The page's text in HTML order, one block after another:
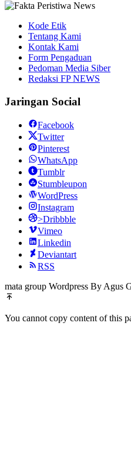
Kode Etik
Tentang Kami
Kontak Kami
Form Pengaduan
Pedoman Media Siber
Redaksi FP NEWS
Jaringan Social
Facebook
Twitter
Pinterest
WhatsApp
Tumblr
Stumbleupon
WordPress
Instagram
>Dribbble
Vimeo
Linkedin
Deviantart
RSS
mata group Wordpress By Agus
You cannot copy content of this